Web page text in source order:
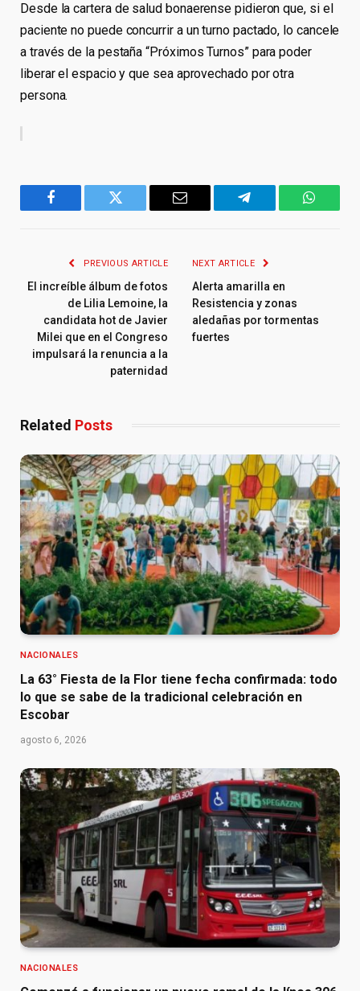
Desde la cartera de salud bonaerense pidieron que, si el
paciente no puede concurrir a un turno pactado, lo cancele
a través de la pestaña “Próximos Turnos” para poder
liberar el espacio y que sea aprovechado por otra
persona.
Facebook Twitter Email Telegram
PREVIOUS ARTICLE
El increíble álbum de fotos
de Lilia Lemoine, la
candidata hot de Javier
Milei que en el Congreso
impulsará la renuncia a la
paternidad
NEXT ARTICLE
Alerta amarilla en
Resistencia y zonas
aledañas por tormentas
fuertes
Related Posts
NACIONALES
La 63° Fiesta de la Flor tiene fecha confirmada: todo
lo que se sabe de la tradicional celebración en
Escobar
agosto 6, 2026
NACIONALES